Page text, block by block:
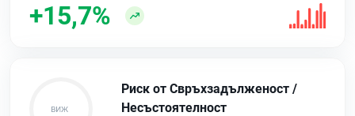
+15,7%
Риск от Свръхзадълженост /
Несъстоятелност